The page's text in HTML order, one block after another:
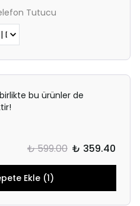
Tutucu
bu ürünler de
₺ 599.00 ₺ 359.40
Ekle (1)